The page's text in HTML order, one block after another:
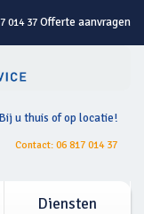
014 37Offerte aanvragen
Bij u thuis of op locatie!
Contact: 06 817 014 37
Diensten